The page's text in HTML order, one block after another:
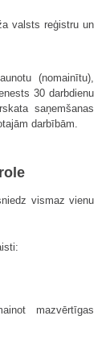
valsts reģistru un
(nomainītu),
30 darbdienu
saņemšanas
darbībām.
vismaz vienu
mazvērtīgas